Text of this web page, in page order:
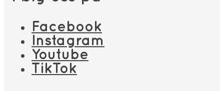
Facebook
Instagram
Youtube
TikTok